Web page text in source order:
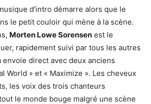
d’intro démarre alors que le
le petit couloir qui mène à la scène.
Morten Lowe Sorensen est le
rapidement suivi par tous les autres
envoie direct avec deux anciens
World » et « Maximize ». Les cheveux
les voix des trois chanteurs
le monde bouge malgré une scène